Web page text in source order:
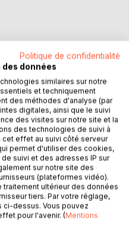
young princess Alwilda's
As she was trying to
by the capitain of the
age of ten, she was not
would have to face.
promised not to leave
promise to prepare her
Politique de confidentialité
données
similaires sur notre
et techniquement
des méthodes d'analyse (par
digitales, ainsi que le suivi
des visites sur notre site et la
des technologies de suivi à
effet au suivi côté serveur
permet d'utiliser des cookies,
suivi et des adresses IP sur
sur notre site des
(plateformes vidéo).
traitement ultérieur des données
tiers. Par votre réglage,
dessus. Vous pouvez
pour l'avenir. (Mentions